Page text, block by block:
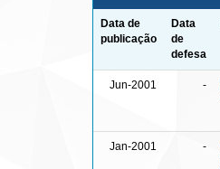
Data de
publicação
Data
de
defesa
Jun-2001 -
Jan-2001 -